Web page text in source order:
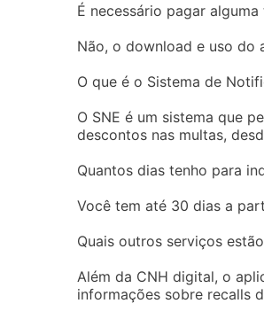
É necessário pagar
Não, o download e uso do
O que é o Sistema de
O SNE é um sistema que
descontos nas multas,
Quantos dias tenho para
Você tem até 30 dias a
Quais outros serviços
Além da CNH digital, o
informações sobre recalls